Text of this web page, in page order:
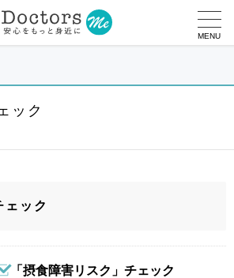
MENU
ック
ェック
「摂食障害リスク」チェック